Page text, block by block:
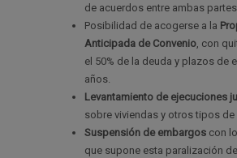
de acuerdos entre ambas
Posibilidad de acogerse a la
Anticipada de Convenio, con
el 50% de la deuda y plazos de
años.
Levantamiento de ejecuciones
sobre viviendas y otros tipos de
Suspensión de embargos con
que supone esta paralización